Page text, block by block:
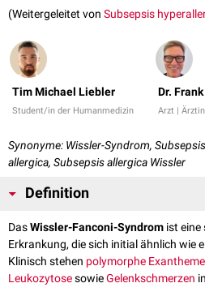
(Weitergeleitet von Subsepsis
Tim Michael Liebler
Student/in der Humanmedizin
Dr.
Arzt | Ärztin
Synonyme: Wissler-Syndrom,
allergica, Subsepsis allergica Wissler
Definition
DasWissler-Fanconi-Syndrom ist eine
Erkrankung, die sich initial ähnlich wie
Klinisch stehen polymorphe Exantheme
LeukozytosesowieGelenkschmerzen